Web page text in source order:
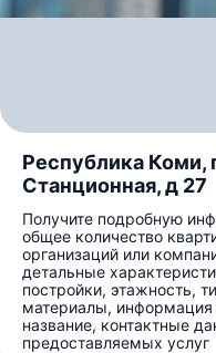
Республика Коми,
Станционная, д 27
Получите подробную
общее количество
организаций или
детальные
постройки, этажность,
материалы,
название, контактные
предоставляемых услуг